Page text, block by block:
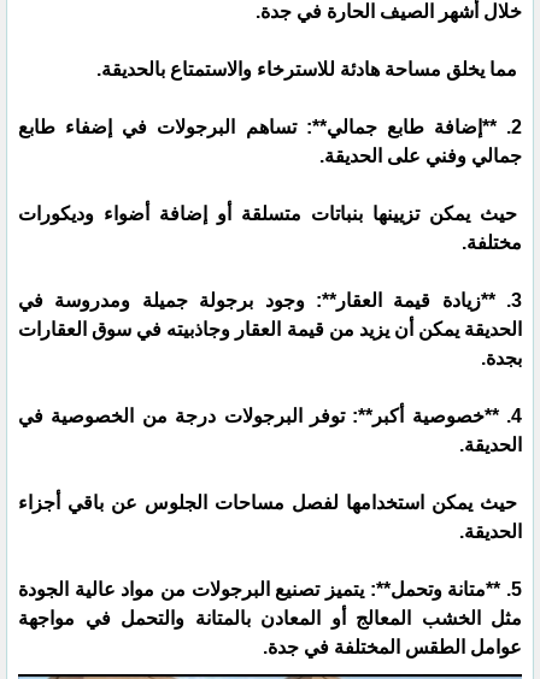
خلال أشهر الصيف الحارة في جدة.
مما يخلق مساحة هادئة للاسترخاء والاستمتاع بالحديقة.
2. **إضافة طابع جمالي**: تساهم البرجولات في إضفاء طابع
جمالي وفني على الحديقة.
حيث يمكن تزيينها بنباتات متسلقة أو إضافة أضواء وديكورات
مختلفة.
3. **زيادة قيمة العقار**: وجود برجولة جميلة ومدروسة في
الحديقة يمكن أن يزيد من قيمة العقار وجاذبيته في سوق العقارات
بجدة.
4. **خصوصية أكبر**: توفر البرجولات درجة من الخصوصية في
الحديقة.
حيث يمكن استخدامها لفصل مساحات الجلوس عن باقي أجزاء
الحديقة.
5. **متانة وتحمل**: يتميز تصنيع البرجولات من مواد عالية الجودة
مثل الخشب المعالج أو المعادن بالمتانة والتحمل في مواجهة
عوامل الطقس المختلفة في جدة.